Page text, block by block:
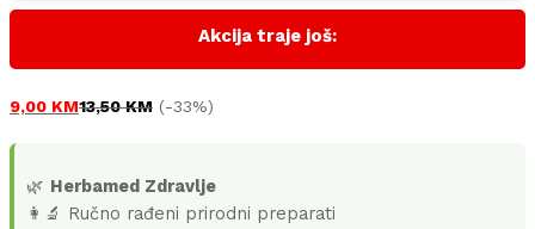
Akcija traje još:
9,00 KM13,50KM (-33%)
🌿 Herbamed Zdravlje
👩‍🔬 Ručno rađeni prirodni preparati